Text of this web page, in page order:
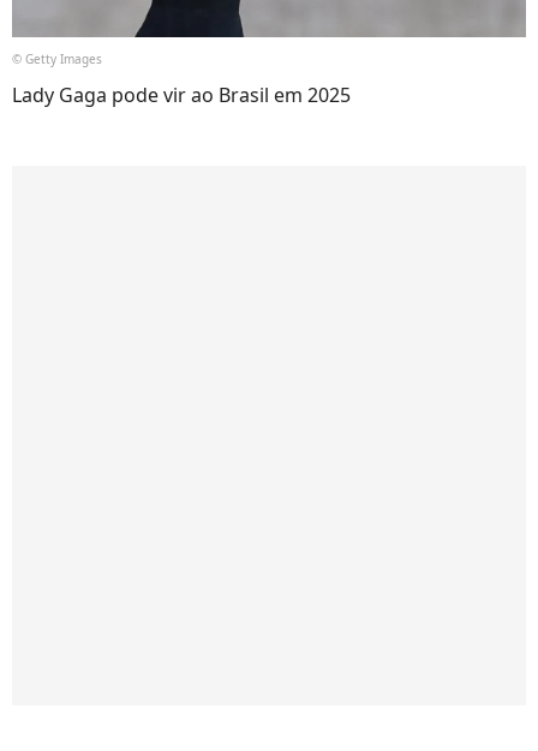
© Getty Images
Lady Gaga pode vir ao Brasil em 2025